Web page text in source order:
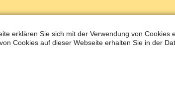
AKTUELLES ENERGETISCHE
erklären Sie sich mit der Verwendung von Cookies
Cookies auf dieser Webseite erhalten Sie in der